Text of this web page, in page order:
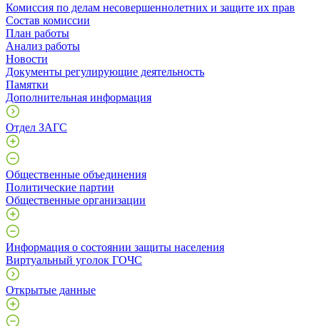
Комиссия по делам несовершеннолетних и защите их прав
Состав комиссии
План работы
Анализ работы
Новости
Документы регулирующие деятельность
Памятки
Дополнительная информация
Отдел ЗАГС
Общественные объединения
Политические партии
Общественные организации
Информация о состоянии защиты населения
Виртуальный уголок ГОЧС
Открытые данные